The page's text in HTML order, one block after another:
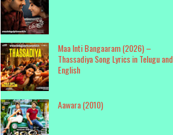
Maa Inti Bangaaram (2026) –
Thassadiya Song Lyrics in Telugu and
English
Aawara (2010)